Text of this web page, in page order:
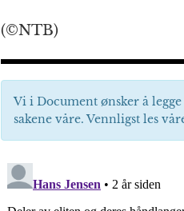
(©NTB)
Vi i Document ønsker å
sakene våre. Vennligst les